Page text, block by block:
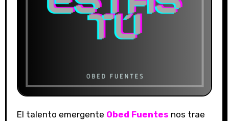
El talento emergente Obed Fuentes nos trae